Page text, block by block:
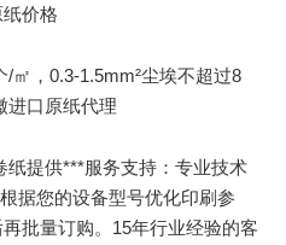
价格
/㎡，0.3-1.5mm²尘埃不超过8
进口原纸代理
纸提供***服务支持：专业技术
据您的设备型号优化印刷参
批量订购。15年行业经验的客